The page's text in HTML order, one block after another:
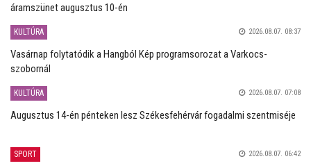
áramszünet augusztus 10-én
KULTÚRA 2026.08.07. 08:37
Vasárnap folytatódik a Hangból Kép programsorozat a Varkocs-
szobornál
KULTÚRA 2026.08.07. 07:08
Augusztus 14-én pénteken lesz Székesfehérvár fogadalmi szentmiséje
SPORT 2026.08.07. 06:42